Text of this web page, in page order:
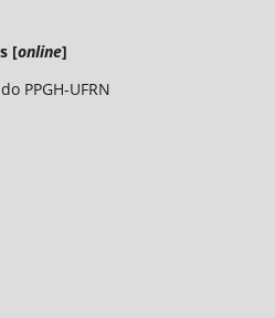
[online]
PPGH-UFRN